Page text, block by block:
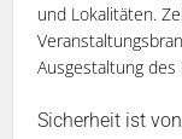
und Lokalitäten.
Ausgestaltung des
Sicherheit ist